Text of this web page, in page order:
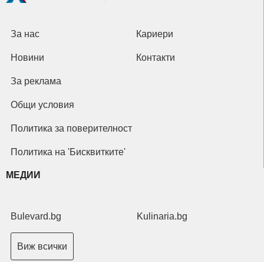
За нас Кариери
Новини Контакти
За реклама
Общи условия
Политика за поверителност
Политика на 'Бисквитките'
МЕДИИ
Bulevard.bg Kulinaria.bg
Виж всички